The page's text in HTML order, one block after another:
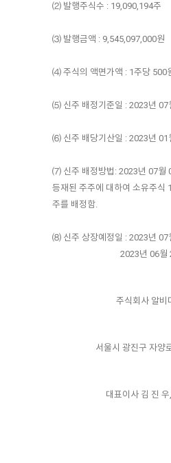
⑵ 발행주식수 : 19,090,194주
⑶ 발행금액 : 9,545,097,000원
⑷ 주식의 액면가액 : 1주당 500
⑸ 신주 배정기준일 : 2023년 07
⑹ 신주 배당기산일 : 2023년 01
⑺ 신주 배정방법: 2023년 07월
등재된 주주에 대하여 소유주식
주를 배정함.
⑻ 신주 상장예정일 : 2023년 07
2023년 06월
주식회사 알비
서울시 광진구 자양
대표이사 김 진